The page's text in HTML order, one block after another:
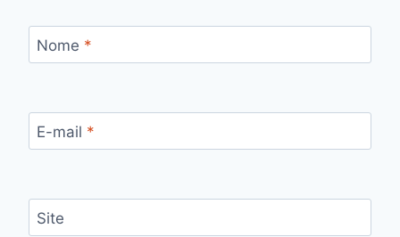
Nome *
E-mail *
Site